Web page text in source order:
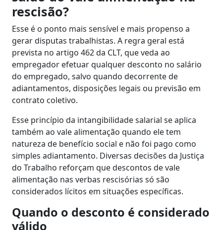
rescisão?
Esse é o ponto mais sensível e mais propenso a
gerar disputas trabalhistas. A regra geral está
prevista no artigo 462 da CLT, que veda ao
empregador efetuar qualquer desconto no salário
do empregado, salvo quando decorrente de
adiantamentos, disposições legais ou previsão em
contrato coletivo.
Esse princípio da intangibilidade salarial se aplica
também ao vale alimentação quando ele tem
natureza de benefício social e não foi pago como
simples adiantamento. Diversas decisões da Justiça
do Trabalho reforçam que descontos de vale
alimentação nas verbas rescisórias só são
considerados lícitos em situações específicas.
Quando o desconto é considerado
válido